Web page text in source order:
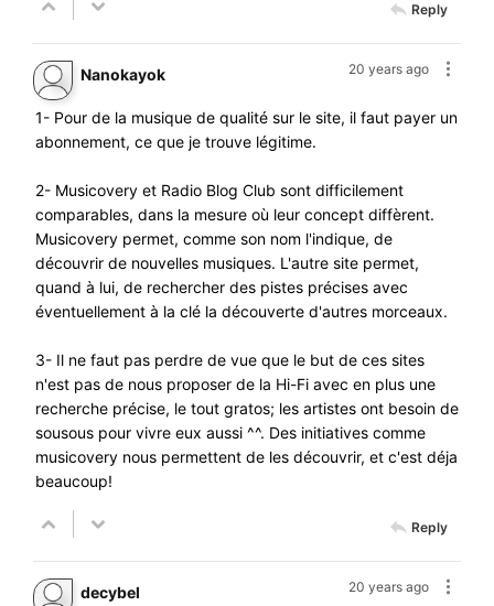
Reply
20 years ago
Nanokayok
1- Pour de la musique de qualité sur le site, il faut payer un
abonnement, ce que je trouve légitime.
2- Musicovery et Radio Blog Club sont difficilement
comparables, dans la mesure où leur concept diffèrent.
Musicovery permet, comme son nom l'indique, de
découvrir de nouvelles musiques. L'autre site permet,
quand à lui, de rechercher des pistes précises avec
éventuellement à la clé la découverte d'autres morceaux.
3- Il ne faut pas perdre de vue que le but de ces sites
n'est pas de nous proposer de la Hi-Fi avec en plus une
recherche précise, le tout gratos; les artistes ont besoin de
sousous pour vivre eux aussi ^^. Des initiatives comme
musicovery nous permettent de les découvrir, et c'est déja
beaucoup!
Reply
20 years ago
decybel